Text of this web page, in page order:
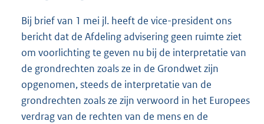
Bij brief van 1 mei jl. heeft de vice-president ons
bericht dat de Afdeling advisering geen ruimte ziet
om voorlichting te geven nu bij de interpretatie van
de grondrechten zoals ze in de Grondwet zijn
opgenomen, steeds de interpretatie van de
grondrechten zoals ze zijn verwoord in het Europees
verdrag van de rechten van de mens en de